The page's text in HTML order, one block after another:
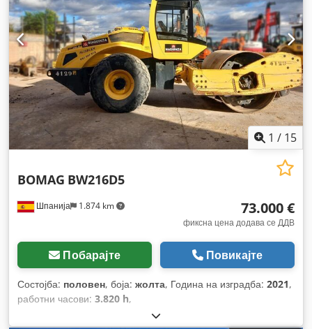
1 / 15
Шпанија 1.874 km
BOMAG BW216D5
73.000 €
фиксна цена додава се ДДВ
Побарајте Повикајте
Состојба: половен, боја: жолта, Година на изградба: 2021,
работни часови: 3.820 h,